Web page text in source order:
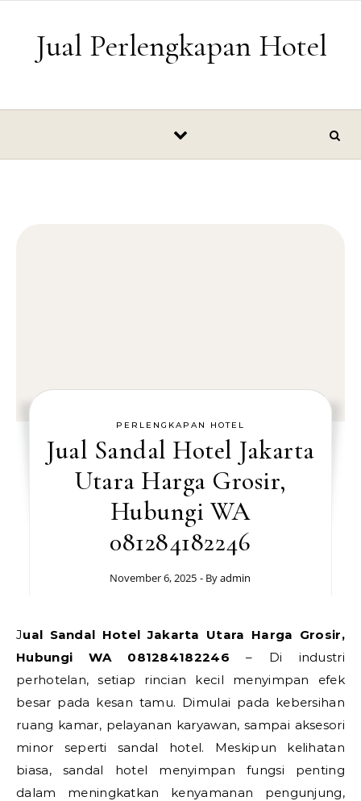
Jual Perlengkapan Hotel
PERLENGKAPAN HOTEL
Jual Sandal Hotel Jakarta
Utara Harga Grosir,
Hubungi WA
081284182246
November 6, 2025 - Byadmin
Jual Sandal Hotel Jakarta Utara Harga Grosir,
Hubungi WA 081284182246 – Di industri
perhotelan, setiap rincian kecil menyimpan efek
besar pada kesan tamu. Dimulai pada kebersihan
ruang kamar, pelayanan karyawan, sampai aksesori
minor seperti sandal hotel. Meskipun kelihatan
biasa, sandal hotel menyimpan fungsi penting
dalam meningkatkan kenyamanan pengunjung,